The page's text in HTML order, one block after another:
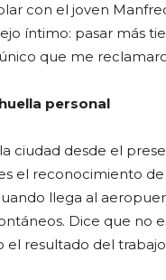
con el joven
íntimo: pasar más
que me
personal
ciudad desde el
el reconocimiento
llega al
Dice que no
el resultado del